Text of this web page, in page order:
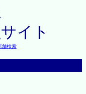
イト
舗検索